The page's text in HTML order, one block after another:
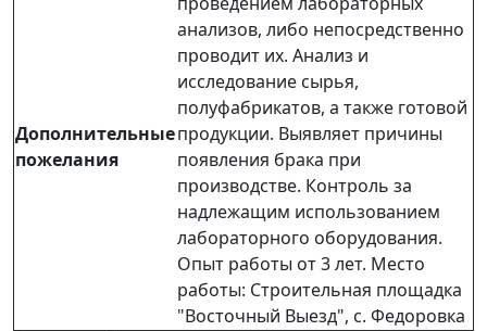
Дополнительные
пожелания
анализов, либо непосредственно
проводит их. Анализ и
исследование сырья,
полуфабрикатов, а также готовой
продукции. Выявляет причины
появления брака при
производстве. Контроль за
надлежащим использованием
лабораторного оборудования.
Опыт работы от 3 лет. Место
работы: Строительная площадка
"Восточный Выезд", с. Федоровка